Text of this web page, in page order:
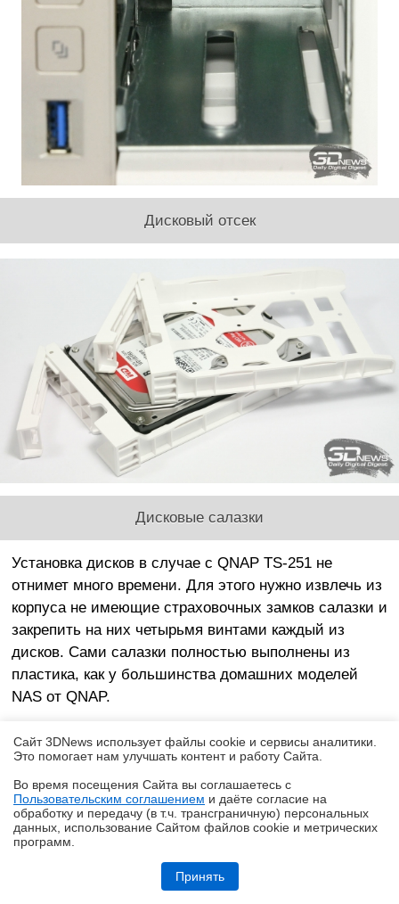
Обзор робота-уборщика Midea VCR V15 MAX ULTRA: не разменивайся
на мелочи (но не переплачивай)
Дисковый отсек
Дисковые салазки
Установка дисков в случае с QNAP TS-251 не
отнимет много времени. Для этого нужно извлечь из
корпуса не имеющие страховочных замков салазки и
закрепить на них четырьмя винтами каждый из
дисков. Сами салазки полностью выполнены из
пластика, как у большинства домашних моделей
NAS от QNAP.
Сайт 3DNews использует файлы cookie и сервисы аналитики.
Это помогает нам улучшать контент и работу Cайта.
Во время посещения Cайта вы соглашаетесь с
Пользовательским соглашением и даёте согласие на
обработку и передачу (в т.ч. трансграничную) персональных
данных, использование Cайтом файлов cookie и метрических
программ.
Принять